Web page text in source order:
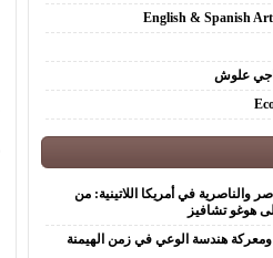
English & Spanish
علوش
والناصرية في أمريكا اللاتينية: من
هوغو تشافيز
هندسة الوعي في زمن الهيمنة